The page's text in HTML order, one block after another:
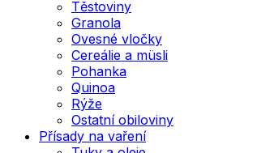
Těstoviny
Granola
Ovesné vločky
Cereálie a müsli
Pohanka
Quinoa
Rýže
Ostatní obiloviny
Přísady na vaření